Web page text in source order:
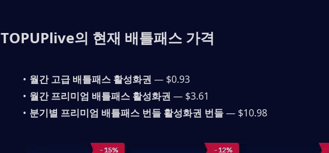
TOPUPlive의 현재 배틀패스 가격
월간 고급 배틀패스 활성화권 — $0.93
월간 프리미엄 배틀패스 활성화권 — $3.61
분기별 프리미엄 배틀패스 번들 활성화권 번들 — $10.98